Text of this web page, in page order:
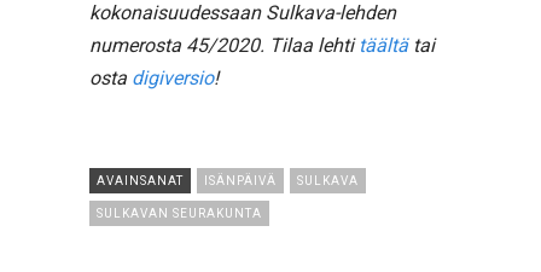
kokonaisuudessaan Sulkava-lehden
numerosta 45/2020. Tilaa lehti täältätai
osta digiversio!
AVAINSANAT ISÄNPÄIVÄ SULKAVA
SULKAVAN SEURAKUNTA